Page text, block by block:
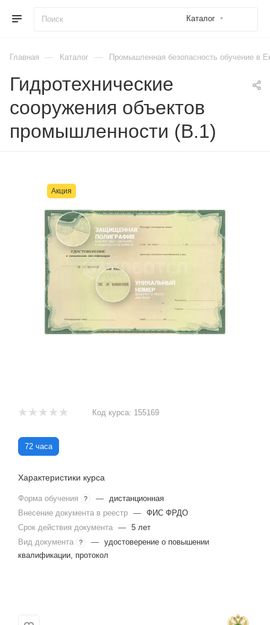
Каталог
Главная — Каталог — Промышленная безопасность обучение в
Гидротехнические
сооружения объектов
промышленности (В.1)
Акция
Код курса: 155169
72 часа
Характеристики курса
Форма обучения ? —
дистанционная
Внесение документа в реестр — ФИС ФРДО
Срок действия документа — 5 лет
Вид документа
? — удостоверение о повышении
квалификации, протокол